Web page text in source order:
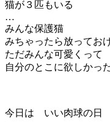
猫が３匹もいる
…
みんな保護猫
みちゃったら放ってお
ただみんな可愛くって
自分のとこに欲しか
今日は いい肉球の